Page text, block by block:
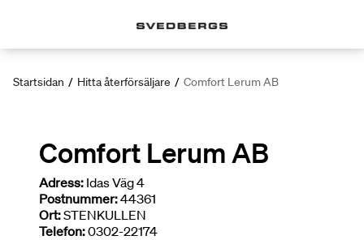
Startsidan / Hitta återförsäljare / Comfort Lerum AB
Comfort Lerum AB
Adress: Idas Väg 4
Postnummer:44361
Ort:STENKULLEN
Telefon:0302-22174